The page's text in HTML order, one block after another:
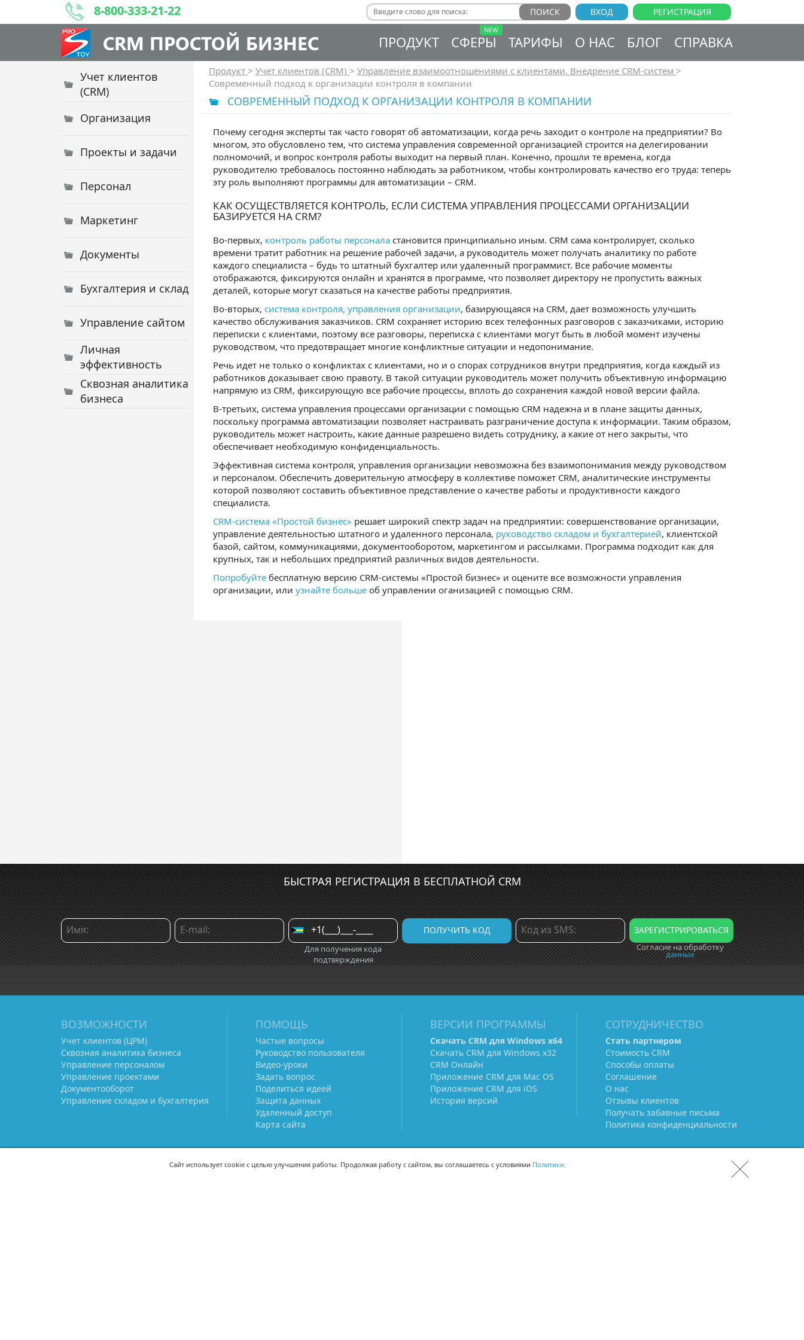
8-800-333-21-22 РЕГИСТРАЦИЯ
ВХОД
CRM ПРОСТОЙ БИЗНЕС ПРОДУКТ СФЕРЫ ТАРИФЫ О НАС БЛОГ СПРАВКА
Учет клиентов
(CRM)
Организация
Проекты и задачи
Персонал
Маркетинг
Документы
Бухгалтерия и склад
Управление сайтом
Личная
эффективность
Сквозная аналитика
бизнеса
Продукт > Учет клиентов (CRM) > Управление взаимоотношениями с клиентами. Внедрение CRM-систем >
Современный подход к организации контроля в компании
СОВРЕМЕННЫЙ ПОДХОД К ОРГАНИЗАЦИИ КОНТРОЛЯ В КОМПАНИИ
Почему сегодня эксперты так часто говорят об автоматизации, когда речь заходит о контроле на предприятии? Во
многом, это обусловлено тем, что система управления современной организацией строится на делегировании
полномочий, и вопрос контроля работы выходит на первый план. Конечно, прошли те времена, когда
руководителю требовалось постоянно наблюдать за работником, чтобы контролировать качество его труда: теперь
эту роль выполняют программы для автоматизации – CRM.
КАК ОСУЩЕСТВЛЯЕТСЯ КОНТРОЛЬ, ЕСЛИ СИСТЕМА УПРАВЛЕНИЯ ПРОЦЕССАМИ ОРГАНИЗАЦИИ
БАЗИРУЕТСЯ НА CRM?
Во-первых, контроль работы персонала становится принципиально иным. CRM сама контролирует, сколько
времени тратит работник на решение рабочей задачи, а руководитель может получать аналитику по работе
каждого специалиста – будь то штатный бухгалтер или удаленный программист. Все рабочие моменты
отображаются, фиксируются онлайн и хранятся в программе, что позволяет директору не пропустить важных
деталей, которые могут сказаться на качестве работы предприятия.
Во-вторых, система контроля, управления организации, базирующаяся на CRM, дает возможность улучшить
качество обслуживания заказчиков. CRM сохраняет историю всех телефонных разговоров с заказчиками, историю
переписки с клиентами, поэтому все разговоры, переписка с клиентами могут быть в любой момент изучены
руководством, что предотвращает многие конфликтные ситуации и недопонимание.
Речь идет не только о конфликтах с клиентами, но и о спорах сотрудников внутри предприятия, когда каждый из
работников доказывает свою правоту. В такой ситуации руководитель может получить объективную информацию
напрямую из CRM, фиксирующую все рабочие процессы, вплоть до сохранения каждой новой версии файла.
В-третьих, система управления процессами организации с помощью CRM надежна и в плане защиты данных,
поскольку программа автоматизации позволяет настраивать разграничение доступа к информации. Таким образом,
руководитель может настроить, какие данные разрешено видеть сотруднику, а какие от него закрыты, что
обеспечивает необходимую конфиденциальность.
Эффективная система контроля, управления организации невозможна без взаимопонимания между руководством
и персоналом. Обеспечить доверительную атмосферу в коллективе поможет CRM, аналитические инструменты
которой позволяют составить объективное представление о качестве работы и продуктивности каждого
специалиста.
CRM-система «Простой бизнес» решает широкий спектр задач на предприятии: совершенствование организации,
управление деятельностью штатного и удаленного персонала, руководство складом и бухгалтерией, клиентской
базой, сайтом, коммуникациями, документооборотом, маркетингом и рассылками. Программа подходит как для
крупных, так и небольших предприятий различных видов деятельности.
Попробуйте бесплатную версию CRM-системы «Простой бизнес» и оцените все возможности управления
организации, или узнайте больше об управлении оганизацией с помощью CRM.
БЫСТРАЯ РЕГИСТРАЦИЯ В БЕСПЛАТНОЙ CRM
Для получения кода
подтверждения
Согласие на обработку
данных
ВОЗМОЖНОСТИ
Учет клиентов (ЦРМ)
Сквозная аналитика бизнеса
Управление персоналом
Управление проектами
Документооборот
Управление складом и бухгалтерия
ПОМОЩЬ
Частые вопросы
Руководство пользователя
Видео-уроки
Задать вопрос
Поделиться идеей
Защита данных
Удаленный доступ
Карта сайта
ВЕРСИИ ПРОГРАММЫ
Скачать CRM для Windows х64
Скачать CRM для Windows х32
CRM Онлайн
Приложение CRM для Mac OS
Приложение CRM для iOS
История версий
СОТРУДНИЧЕСТВО
Стать партнером
Стоимость CRM
Способы оплаты
Соглашение
О нас
Отзывы клиентов
Получать забавные письма
Политика конфиденциальности
Сайт использует cookie с целью улучшения работы. Продолжая работу с сайтом, вы соглашаетесь с условиями Политики.